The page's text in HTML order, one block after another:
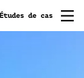
Études de cas